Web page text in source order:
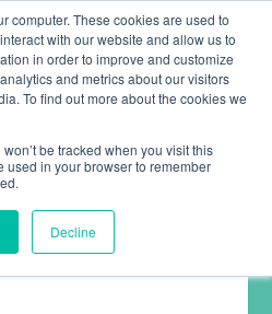
computer. These cookies are used to
with our website and allow us to
in order to improve and customize
and metrics about our visitors
To find out more about the cookies we
be tracked when you visit this
in your browser to remember
Decline